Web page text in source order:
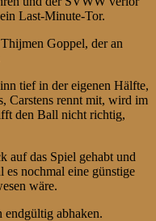
Last-Minute-Tor.
Goppel, der an
tief in der eigenen Hälfte,
Carstens rennt mit, wird im
den Ball nicht richtig,
auf das Spiel gehabt und
es nochmal eine günstige
wäre.
endgültig abhaken.